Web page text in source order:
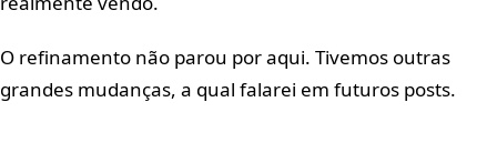
O refinamento não parou por aqui. Tivemos outras
grandes mudanças, a qual falarei em futuros posts.